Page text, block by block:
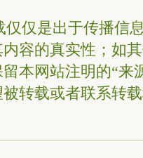
仅仅是出于传播信
容的真实性；如
本网站注明的“来
转载或者联系转